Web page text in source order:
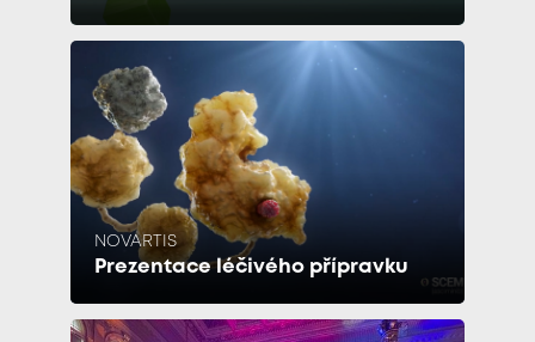
NOVARTIS
Prezentace léčivého přípravku